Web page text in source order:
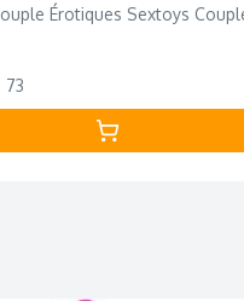
Érotiques Sextoys
73